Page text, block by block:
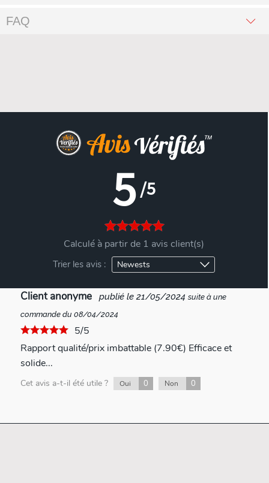
FAQ
5/5
Calculé à partir de 1 avis client(s)
Trier les avis :
Client anonyme publié le 21/05/2024 suite à une
commande du 08/04/2024
5/5
Rapport qualité/prix imbattable (7.90€) Efficace et
solide...
Cet avis a-t-il été utile ? Oui 0 Non 0